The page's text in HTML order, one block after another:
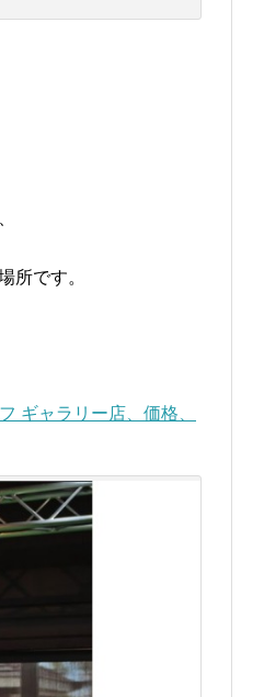
所です。
ギャラリー店、価格、